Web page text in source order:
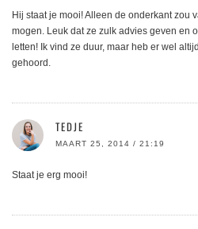
Hij staat je mooi! Alleen de onderkant zou
mogen. Leuk dat ze zulk advies geven en
letten! Ik vind ze duur, maar heb er wel
gehoord.
TEDJE
MAART 25, 2014 / 21:19
Staat je erg mooi!